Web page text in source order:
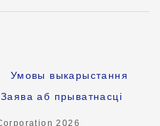
Умовы выкарыстання
Заява аб прыватнасці
2026